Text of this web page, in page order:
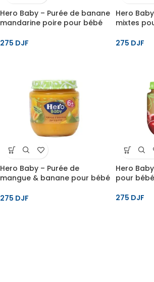
Hero Baby – Purée de banane
mandarine poire pour bébé
275 DJF
Hero
mixtes
275 DJF
Hero Baby – Purée de
mangue & banane pour bébé
275 DJF
Hero
pour
275 DJF